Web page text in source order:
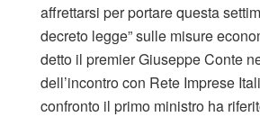
affrettarsi per portare questa
decreto legge” sulle misure
detto il premier Giuseppe Conte
dell’incontro con Rete Imprese
confronto il primo ministro ha